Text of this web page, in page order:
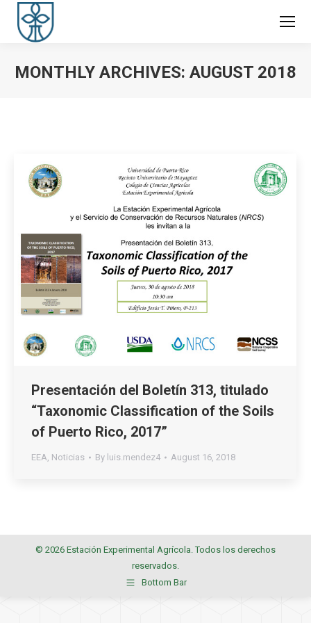
MONTHLY ARCHIVES: AUGUST 2018
Presentación del Boletín 313, titulado
“Taxonomic Classification of the Soils
of Puerto Rico, 2017”
EEA, Noticias By luis.mendez4 August 16, 2018
© 2026 Estación Experimental Agrícola. Todos los derechos
reservados.
Bottom Bar